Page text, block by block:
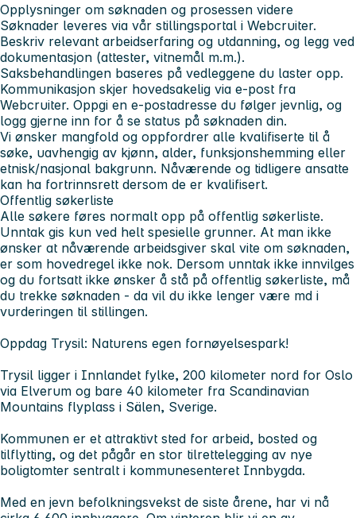
Opplysninger om søknaden og prosessen videre
Søknader leveres via vår stillingsportal i Webcruiter.
Beskriv relevant arbeidserfaring og utdanning, og legg ved
dokumentasjon (attester, vitnemål m.m.).
Saksbehandlingen baseres på vedleggene du laster opp.
Kommunikasjon skjer hovedsakelig via e-post fra
Webcruiter. Oppgi en e-postadresse du følger jevnlig, og
logg gjerne inn for å se status på søknaden din.
Vi ønsker mangfold og oppfordrer alle kvalifiserte til å
søke, uavhengig av kjønn, alder, funksjonshemming eller
etnisk/nasjonal bakgrunn. Nåværende og tidligere ansatte
kan ha fortrinnsrett dersom de er kvalifisert.
Offentlig søkerliste
Alle søkere føres normalt opp på offentlig søkerliste.
Unntak gis kun ved helt spesielle grunner. At man ikke
ønsker at nåværende arbeidsgiver skal vite om søknaden,
er som hovedregel ikke nok. Dersom unntak ikke innvilges
og du fortsatt ikke ønsker å stå på offentlig søkerliste, må
du trekke søknaden - da vil du ikke lenger være md i
vurderingen til stillingen.
Oppdag Trysil: Naturens egen fornøyelsespark!
Trysil ligger i Innlandet fylke, 200 kilometer nord for Oslo
via Elverum og bare 40 kilometer fra Scandinavian
Mountains flyplass i Sälen, Sverige.
Kommunen er et attraktivt sted for arbeid, bosted og
tilflytting, og det pågår en stor tilrettelegging av nye
boligtomter sentralt i kommunesenteret Innbygda.
Med en jevn befolkningsvekst de siste årene, har vi nå